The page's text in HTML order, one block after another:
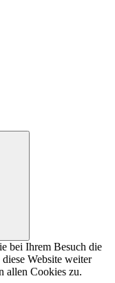
bei Ihrem Besuch die
Website weiter
allen Cookies zu.